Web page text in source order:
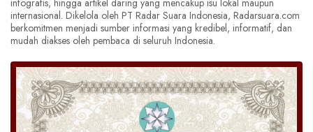
internasional. Dikelola oleh PT Radar Suara Indonesia, Radarsuara.com
berkomitmen menjadi sumber informasi yang kredibel, informatif, dan
mudah diakses oleh pembaca di seluruh Indonesia.